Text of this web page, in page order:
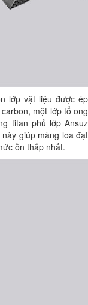
lớp vật liệu được ép
một lớp tổ ong
titan phủ lớp Ansuz
giúp màng loa đạt
ồn thấp nhất.